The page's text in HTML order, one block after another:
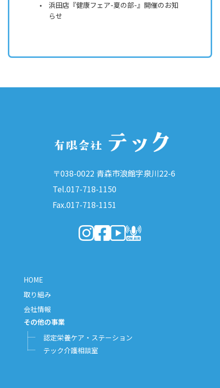
浜田店『健康フェア-夏の部-』開催のお知
らせ
〒038-0022 青森市浪館字泉川22-6
Tel.017-718-1150
Fax.017-718-1151
（新しいウィンドウで開きます）
（新しいウィンドウで開きます）
（新しいウィンドウで開き
（新しいウィンドウで
HOME
取り組み
会社情報
その他の事業
認定栄養ケア・ステーション
テック介護相談室